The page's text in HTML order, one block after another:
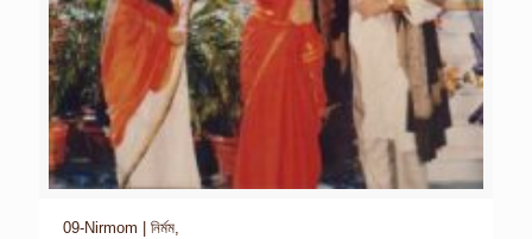
09-Nirmom | নির্মম,